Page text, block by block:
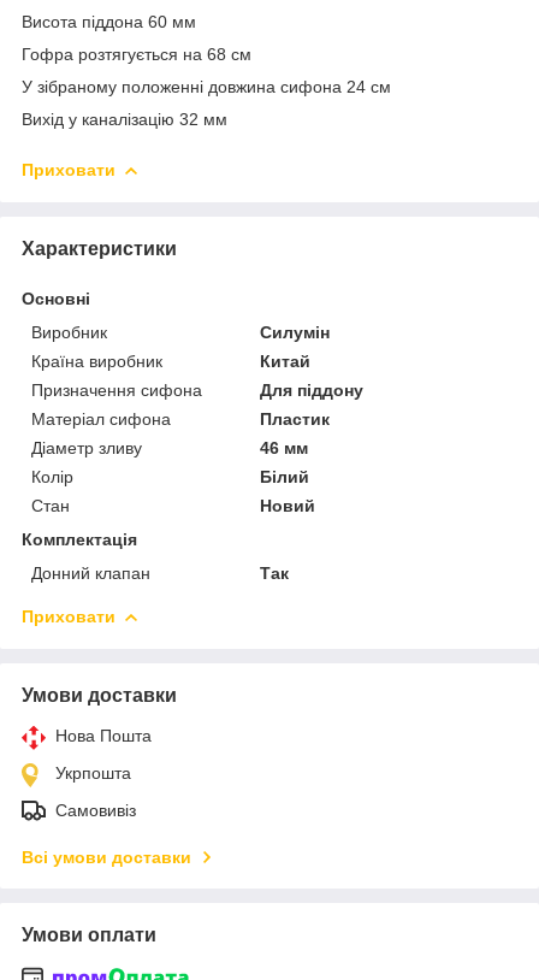
Висота піддона 60 мм
Гофра розтягується на 68 см
У зібраному положенні довжина сифона 24 см
Вихід у каналізацію 32 мм
Приховати
Характеристики
Основні
Виробник
Силумін
Країна виробник
Китай
Призначення сифона
Для піддону
Матеріал сифона
Пластик
Діаметр зливу
46 мм
Колір
Білий
Стан
Новий
Комплектація
Донний клапан
Так
Приховати
Умови доставки
Нова Пошта
Укрпошта
Самовивіз
Всі умови доставки
Умови оплати